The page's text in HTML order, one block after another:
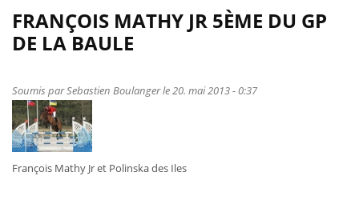
FRANÇOIS MATHY JR 5ÈME DU GP
DE LA BAULE
Soumis parSebastien Boulangerle 20. mai 2013 - 0:37
François Mathy Jr et Polinska des Iles